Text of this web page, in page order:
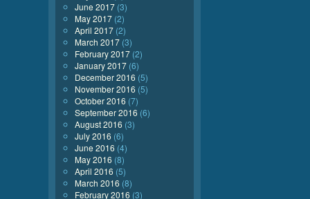
June 2017 (3)
May 2017 (2)
April 2017 (2)
March 2017 (3)
February 2017 (2)
January 2017 (6)
December 2016 (5)
November 2016 (5)
October 2016 (7)
September 2016 (6)
August 2016 (3)
July 2016 (6)
June 2016 (4)
May 2016 (8)
April 2016 (5)
March 2016 (8)
February 2016 (3)